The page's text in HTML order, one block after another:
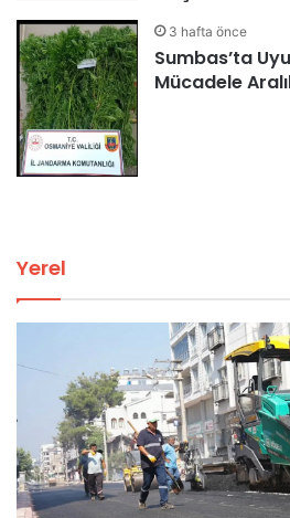
3 hafta önce
Sumbas’ta
Mücadele
Yerel